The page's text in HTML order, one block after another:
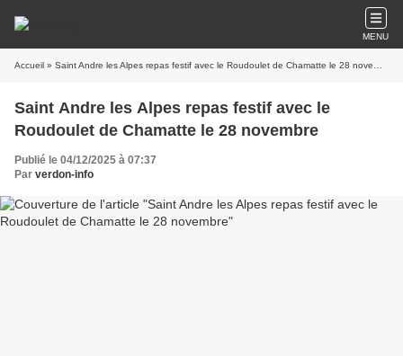
MENU
Accueil » Saint Andre les Alpes repas festif avec le Roudoulet de Chamatte le 28 novembre
Saint Andre les Alpes repas festif avec le
Roudoulet de Chamatte le 28 novembre
Publié le 04/12/2025 à 07:37
Par verdon-info